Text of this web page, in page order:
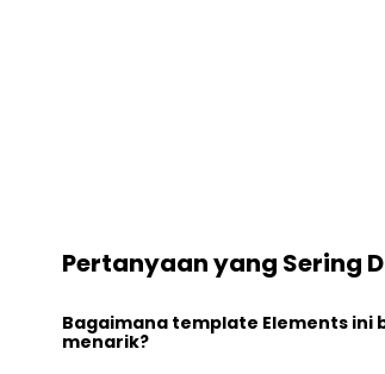
Pertanyaan yang Sering
Bagaimana template Elements
menarik?